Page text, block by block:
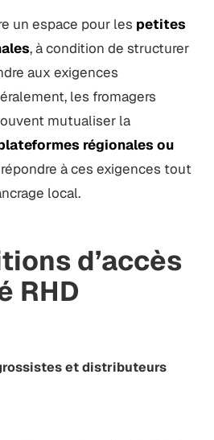
un espace pour les petites
, à condition de structurer
aux exigences
les fromagers
mutualiser la
régionales ou
à ces exigences tout
local.
d’accès
RHD
et distributeurs